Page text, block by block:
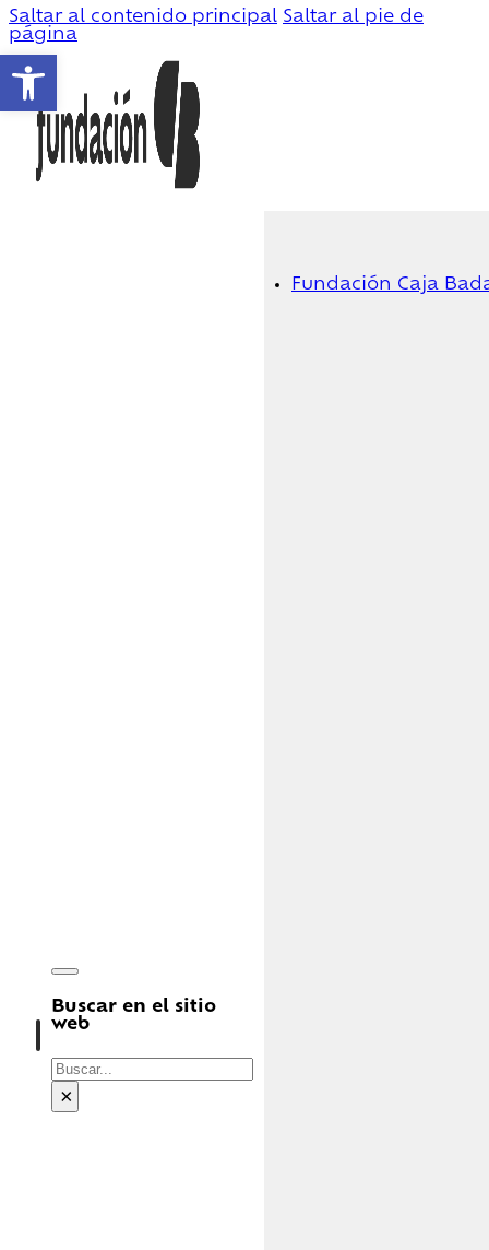
Abrir barra de herramientas
Saltar al contenido principal Saltar al pie de
página
Buscar en el sitio
web
Buscar
×
Fundación Caja